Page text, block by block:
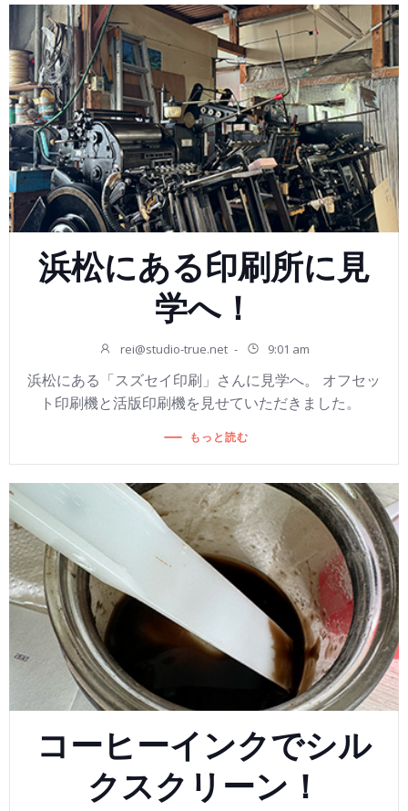
浜松にある印刷所に見
学へ！
rei@studio-true.net - 9:01 am
浜松にある「スズセイ印刷」さんに見学へ。 オフセッ
ト印刷機と活版印刷機を見せていただきました。
もっと読む
コーヒーインクでシル
クスクリーン！